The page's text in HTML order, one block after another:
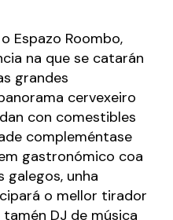
Espazo Roombo,
na que se catarán
grandes
cervexeiro
con comestibles
compleméntase
gastronómico coa
unha
o mellor tirador
DJ de música